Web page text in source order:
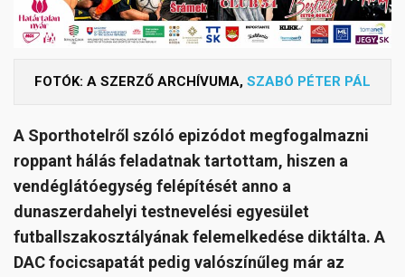
FOTÓK: A SZERZŐ ARCHÍVUMA, SZABÓ PÉTER PÁL
A Sporthotelről szóló epizódot megfogalmazni
roppant hálás feladatnak tartottam, hiszen a
vendéglátóegység felépítését anno a
dunaszerdahelyi testnevelési egyesület
futballszakosztályának felemelkedése diktálta. A
DAC focicsapatát pedig valószínűleg már az